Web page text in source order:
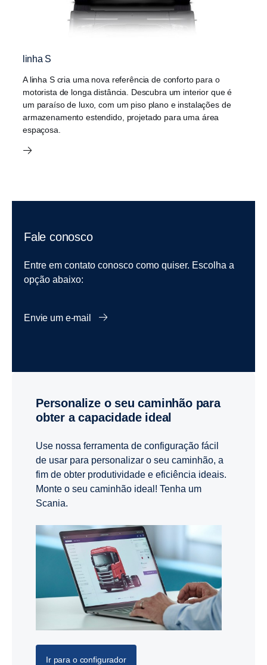
linha S
A linha S cria uma nova referência de conforto para o
motorista de longa distância. Descubra um interior que é
um paraíso de luxo, com um piso plano e instalações de
armazenamento estendido, projetado para uma área
espaçosa.
Fale conosco
Entre em contato conosco como quiser. Escolha a
opção abaixo:
Envie um e-mail
Personalize o seu caminhão para
obter a capacidade ideal
Use nossa ferramenta de configuração fácil
de usar para personalizar o seu caminhão, a
fim de obter produtividade e eficiência ideais.
Monte o seu caminhão ideal! Tenha um
Scania.
Ir para o configurador